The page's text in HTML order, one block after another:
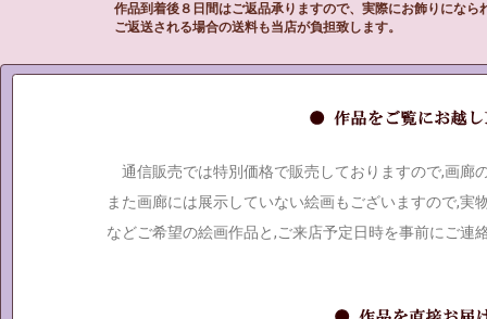
作品到着後８日間はご返品承りますので、実際にお飾りになら
ご返送される場合の送料も当店が負担致します。
通信販売では特別価格で販売しておりますので,画廊
また画廊には展示していない絵画もございますので,
などご希望の絵画作品と,ご来店予定日時を事前にご連